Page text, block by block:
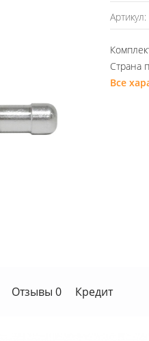
Артикул:
Страна
Все
Отзывы 0 Кредит